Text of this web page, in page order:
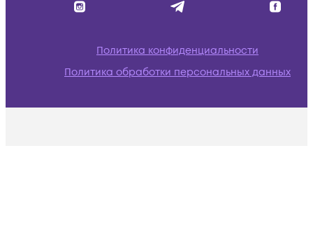
Политика конфиденциальности
Политика обработки персональных данных